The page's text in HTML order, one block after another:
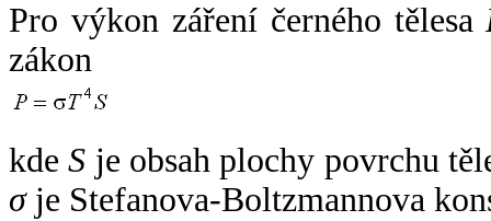
Pro výkon záření černého tělesa
zákon
kdeS je obsah plochy povrchu
σje Stefanova-Boltzmannova